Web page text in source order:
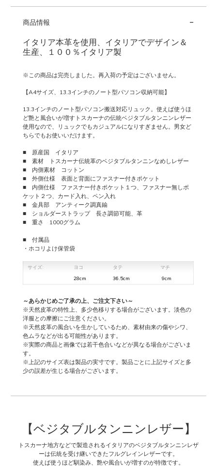
商品情報 -
イタリア本革を使用、イタリアでデザイン＆
生産、１００％イタリア製
※この商品は完売しました。再入荷の予定はございません。
【A4サイズ、13.3インチのノート型パソコン収納可能】
13.3インチのノート型パソコン搬送対応リュック。使えば使うほ
ど艶と風合いが増すトスカーナの伝統ベジタブルタンニンレザー
使用なので、リュックでもカジュアルになりすぎません。男女ど
ちらでもお使いいだけます。
■ 原産国 イタリア
■ 素材 トスカーナ伝統革のベジタブルタンニンなめしレザー
■ 内側素材 コットン
■ 外側仕様 表面と背面にファスナー付きポケット
■ 内側仕様 ファスナー付きポケット１つ、ファスナー無しポ
ケット２つ、カード入れ、ペン入れ
■ 金具部 アンティーク調真鍮
■ ショルダーストラップ 長さ調節可能、革
■ 重さ 1000グラム
■ 付属品
・ホコリよけ保管袋
サイズ: ヨコ タテ
マチ
28cm
36.5cm 9cm
～あらかじめご了承の上、ご注文下さい～
※天然皮革の特性上、多少色移りする場合がございます。淡色の
洋服との摩擦にご注意ください。
※天然皮革の風合いを生かしているため、素材由来の傷やシワ、
色ムラなどが出る可能性があります。
※実際の商品と画像では若干色合いなどが異なる場合がございま
す。
※上記のサイズ表は製品の実寸です。製品ごとに上記サイズと多
少の誤差が生じる場合がございます。
【ベジタブルタンニンレザー】
トスカーナ地方などで製造されるイタリアのベジタブルタンニンレザ
ーは伝統を受け継いできたフルグレインレザーです。
使えば使うほど馴染み、艶や風合いが増すのが特徴です。